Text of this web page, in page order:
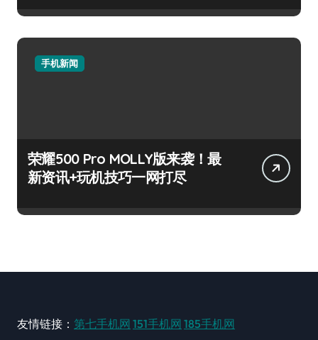
手机新闻
荣耀500 Pro MOLLY版来袭！最
新资讯+玩机技巧一网打尽
友情链接： 第七手机网 151手机网 185手机网